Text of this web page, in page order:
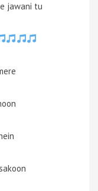
jawani tu